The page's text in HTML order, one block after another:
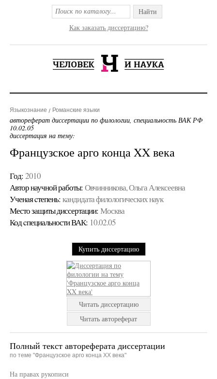
Найти
Как заказать диссертацию?
Языкознание Романские языки
автореферат диссертации по филологии, специальность ВАК РФ
10.02.05
диссертация на тему:
Французское арго конца XX века
Год: 2010
Автор научной работы: Овчинникова, Ольга Алексеевна
Ученая cтепень: кандидата филологических наук
Место защиты диссертации: Москва
Код cпециальности ВАК: 10.02.05
Купить диссертацию
Читать диссертацию
Читать автореферат
Полный текст автореферата диссертации
по теме "Французское арго конца XX века"
На правах рукописи